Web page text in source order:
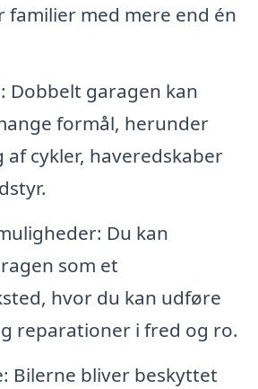
familier med mere end én
Dobbelt garagen kan
formål, herunder
af cykler, haveredskaber
Du kan
som et
hvor du kan udføre
reparationer i fred og ro.
Bilerne bliver beskyttet